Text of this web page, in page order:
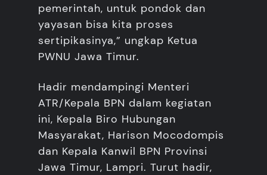
pemerintah, untuk pondok dan
yayasan bisa kita proses
sertipikasinya,” ungkap Ketua
PWNU Jawa Timur.
Hadir mendampingi Menteri
ATR/Kepala BPN dalam kegiatan
ini, Kepala Biro Hubungan
Masyarakat, Harison Mocodompis
dan Kepala Kanwil BPN Provinsi
Jawa Timur, Lampri. Turut hadir,